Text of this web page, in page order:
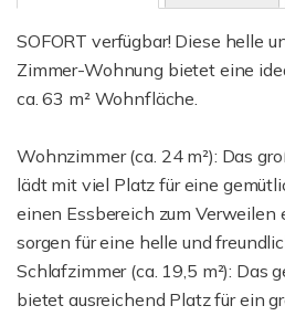
SOFORT verfügbar! Diese helle
Zimmer-Wohnung bietet eine
ca. 63 m² Wohnfläche.
Wohnzimmer (ca. 24 m²): Das
lädt mit viel Platz für eine
einen Essbereich zum Verweilen
sorgen für eine helle und
Schlafzimmer (ca. 19,5 m²): Das
bietet ausreichend Platz für ein